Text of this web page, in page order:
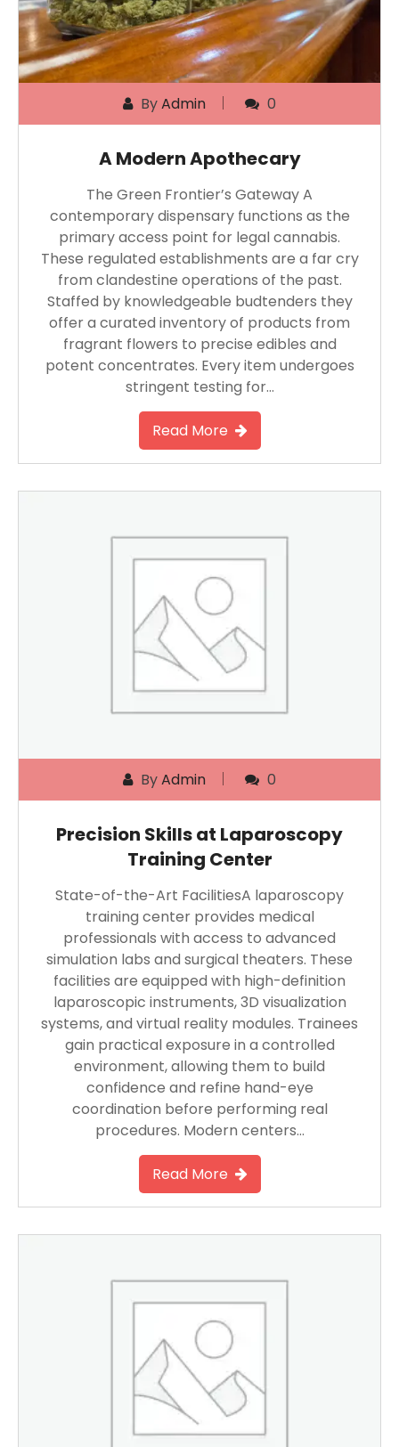
ByAdmin 0
A Modern Apothecary
The Green Frontier’s Gateway A
contemporary dispensary functions as the
primary access point for legal cannabis.
These regulated establishments are a far cry
from clandestine operations of the past.
Staffed by knowledgeable budtenders they
offer a curated inventory of products from
fragrant flowers to precise edibles and
potent concentrates. Every item undergoes
stringent testing for…
Read More
ByAdmin 0
Precision Skills at Laparoscopy
Training Center
State-of-the-Art FacilitiesA laparoscopy
training center provides medical
professionals with access to advanced
simulation labs and surgical theaters. These
facilities are equipped with high-definition
laparoscopic instruments, 3D visualization
systems, and virtual reality modules. Trainees
gain practical exposure in a controlled
environment, allowing them to build
confidence and refine hand-eye
coordination before performing real
procedures. Modern centers…
Read More